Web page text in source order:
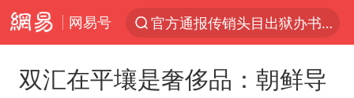
网易号
官方通报传销头目出狱办书院
普京宣布多项人事调整
双汇在平壤是奢侈品：朝鲜导